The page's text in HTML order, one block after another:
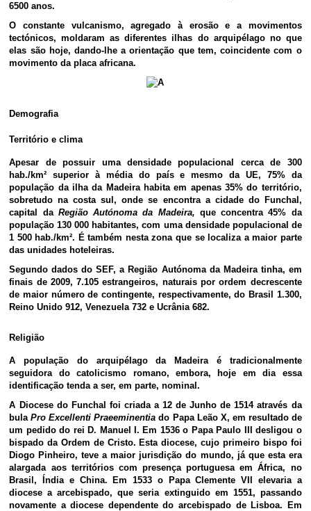
6500 anos.
O constante vulcanismo, agregado à erosão e a movimentos
tectónicos, moldaram as diferentes ilhas do arquipélago no que
elas são hoje, dando-lhe a orientação que tem, coincidente com o
movimento da placa africana.
Demografia
Território e clima
Apesar de possuir uma densidade populacional cerca de 300
hab./km² superior à média do país e mesmo da UE, 75% da
população da ilha da Madeira habita em apenas 35% do território,
sobretudo na costa sul, onde se encontra a cidade do Funchal,
capital da Região Autónoma da Madeira, que concentra 45% da
população 130 000 habitantes, com uma densidade populacional de
1 500 hab./km². É também nesta zona que se localiza a maior parte
das unidades hoteleiras.
Segundo dados do SEF, a Região Autónoma da Madeira tinha, em
finais de 2009, 7.105 estrangeiros, naturais por ordem decrescente
de maior número de contingente, respectivamente, do Brasil 1.300,
Reino Unido 912, Venezuela 732 e Ucrânia 682.
Religião
A população do arquipélago da Madeira é tradicionalmente
seguidora do catolicismo romano, embora, hoje em dia essa
identificação tenda a ser, em parte, nominal.
A Diocese do Funchal foi criada a 12 de Junho de 1514 através da
bulaPro Excellenti Praeeminentia do Papa Leão X, em resultado de
um pedido do rei D. Manuel I. Em 1536 o Papa Paulo III desligou o
bispado da Ordem de Cristo. Esta diocese, cujo primeiro bispo foi
Diogo Pinheiro, teve a maior jurisdição do mundo, já que esta era
alargada aos territórios com presença portuguesa em África, no
Brasil, Índia e China. Em 1533 o Papa Clemente VII elevaria a
diocese a arcebispado, que seria extinguido em 1551, passando
novamente a diocese dependente do arcebispado de Lisboa. Em